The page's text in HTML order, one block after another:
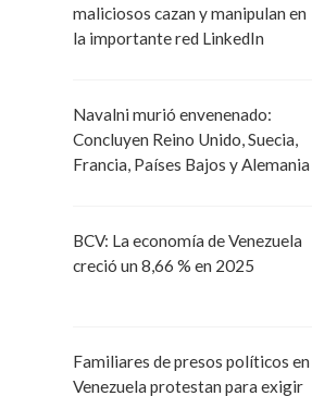
maliciosos cazan y manipulan en
la importante red LinkedIn
Navalni murió envenenado:
Concluyen Reino Unido, Suecia,
Francia, Países Bajos y Alemania
BCV: La economía de Venezuela
creció un 8,66 % en 2025
Familiares de presos políticos en
Venezuela protestan para exigir